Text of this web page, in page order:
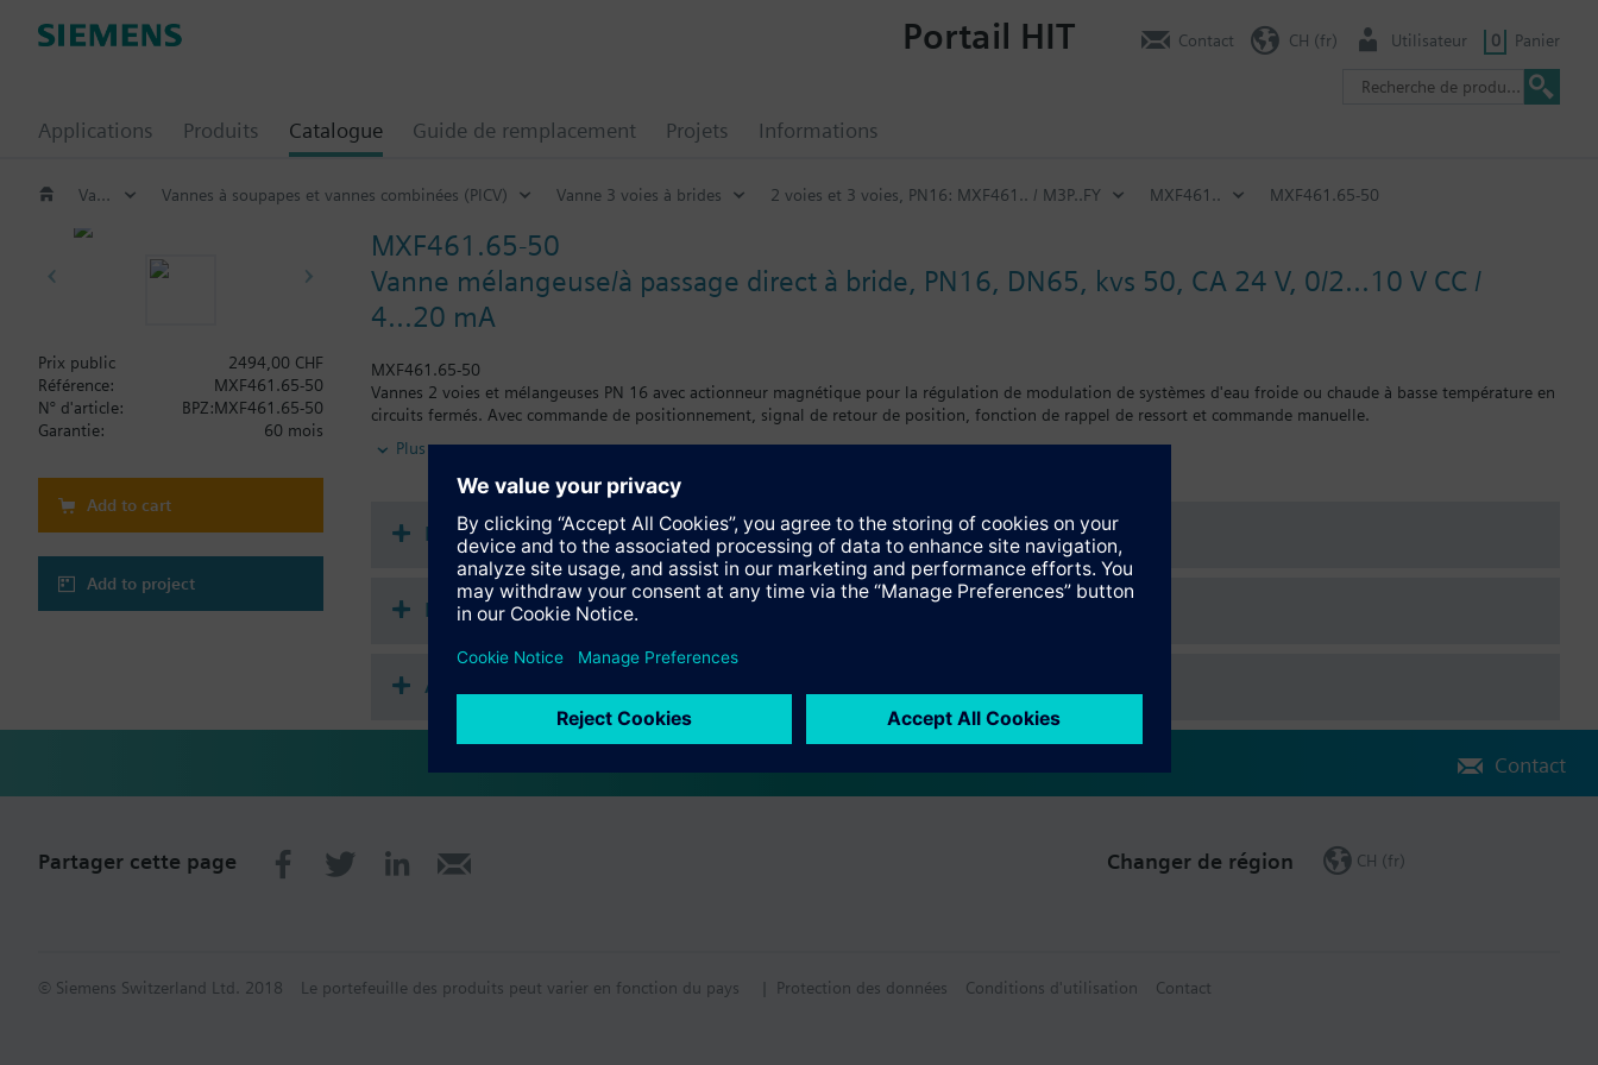
Applications Produits Catalogue Guide de remplacement Projets Informations
Portail HIT Contact CH (fr) Utilisateur 0 Panier
Vannes et servomoteurs Vannes à soupapes et vannes combinées (PICV) Vanne 3 voies à brides 2 voies et 3 voies, PN16: MXF461.. / M3P..FY MXF461.. MXF461.65-50
MXF461.65-50
Vanne mélangeuse/à passage direct à bride, PN16, DN65, kvs 50, CA 24 V, 0/2...10 V CC /
4...20 mA
MXF461.65-50
Vannes 2 voies et mélangeuses PN 16 avec actionneur magnétique pour la régulation de modulation de systèmes d'eau froide ou chaude à basse température en
circuits fermés. Avec commande de positionnement, signal de retour de position, fonction de rappel de ressort et commande manuelle.
Information complémentaire
En cas d'utilisation comme vanne 2 voies, l'entrée B (2) doit être obturée par la bride pleine Z155/..
Les vannes MXF461.. sont homologuées UL
ATTENTION !
Utiliser la vanne uniquement comme vanne mélangeuse ou vannes 2 voies, et non comme vanne de dérivation.
Plus
Prix public
2494,00 CHF
Référence:
MXF461.65-50
N° d'article:
BPZ:MXF461.65-50
Garantie:
60 mois
Add to cart
Add to project
Documentation
Récapitulatif technique
Accessoires multiples
Contact
Partager cette page Changer de région CH (fr)
© Siemens Switzerland Ltd. 2018 Le portefeuille des produits peut varier en fonction du pays | Protection des données Conditions d'utilisation Contact